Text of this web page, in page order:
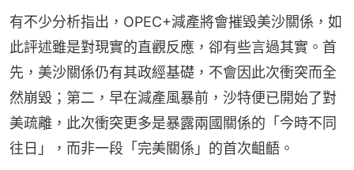
有不少分析指出，OPEC+減產將會摧毀美沙關係，如
此評述雖是對現實的直觀反應，卻有些言過其實。首
先，美沙關係仍有其政經基礎，不會因此次衝突而全
然崩毀；第二，早在減產風暴前，沙特便已開始了對
美疏離，此次衝突更多是暴露兩國關係的「今時不同
往日」，而非一段「完美關係」的首次齟齬。